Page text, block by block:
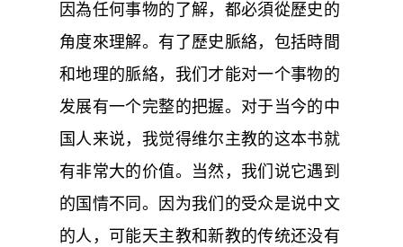
因為任何事物的了解，都必須從歷史的
角度來理解。有了歷史脈絡，包括時間
和地理的脈絡，我们才能对一个事物的
发展有一个完整的把握。对于当今的中
国人来说，我觉得维尔主教的这本书就
有非常大的价值。当然，我们说它遇到
的国情不同。因为我们的受众是说中文
的人，可能天主教和新教的传统还没有